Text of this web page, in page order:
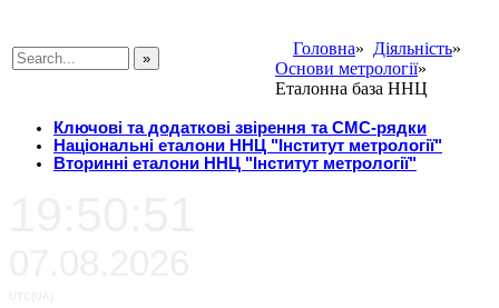
Головна» Діяльність»
Основи метрології»
Еталонна база ННЦ
Ключові та додаткові звірення та СМС-рядки
Національні еталони ННЦ "Інститут метрології"
Вторинні еталони ННЦ "Інститут метрології"